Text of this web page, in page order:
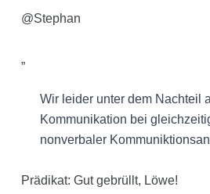
@Stephan
„
Wir leider unter dem Nachteil
Kommunikation bei
nonverbaler
Prädikat: Gut gebrüllt, Löwe!